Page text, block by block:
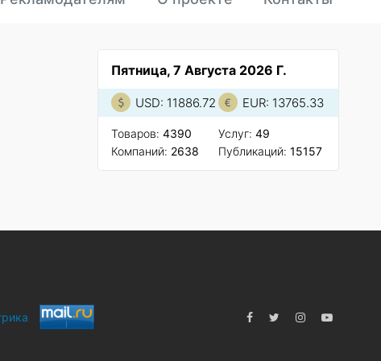
Пятница, 7 Августа 2026 Г.
USD: 11886.72 EUR: 13765.33
Товаров: 4390
Компаний: 2638
Услуг: 49
Публикаций: 15157